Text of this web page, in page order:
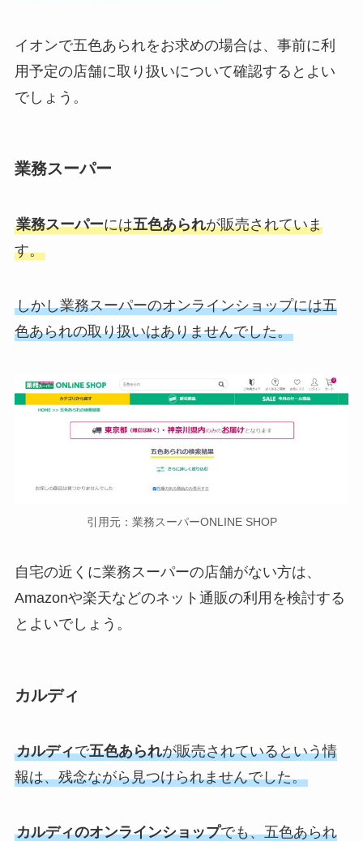
イオンで五色あられをお求めの場合は、事前に利
用予定の店舗に取り扱いについて確認するとよい
でしょう。
業務スーパー
業務スーパーには五色あられが販売されていま
す。
しかし業務スーパーのオンラインショップには五
色あられの取り扱いはありませんでした。
引用元：業務スーパーONLINE SHOP
自宅の近くに業務スーパーの店舗がない方は、
Amazonや楽天などのネット通販の利用を検討する
とよいでしょう。
カルディ
カルディで五色あられが販売されているという情
報は、残念ながら見つけられませんでした。
カルディのオンラインショップでも、五色あられ